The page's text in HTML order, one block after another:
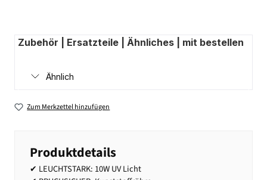
Zubehör | Ersatzteile | Ähnliches | mit bestellen
Ähnlich
Zum Merkzettel hinzufügen
Produktdetails
✔ LEUCHTSTARK: 10W UV Licht